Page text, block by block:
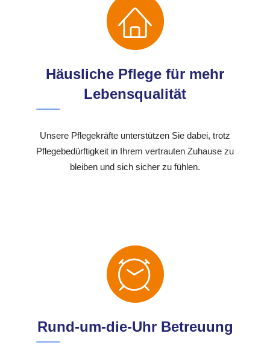
Häusliche Pflege für mehr
Lebensqualität
Unsere Pflegekräfte unterstützen Sie dabei, trotz
Pflegebedürftigkeit in Ihrem vertrauten Zuhause zu
bleiben und sich sicher zu fühlen.
Rund-um-die-Uhr Betreuung